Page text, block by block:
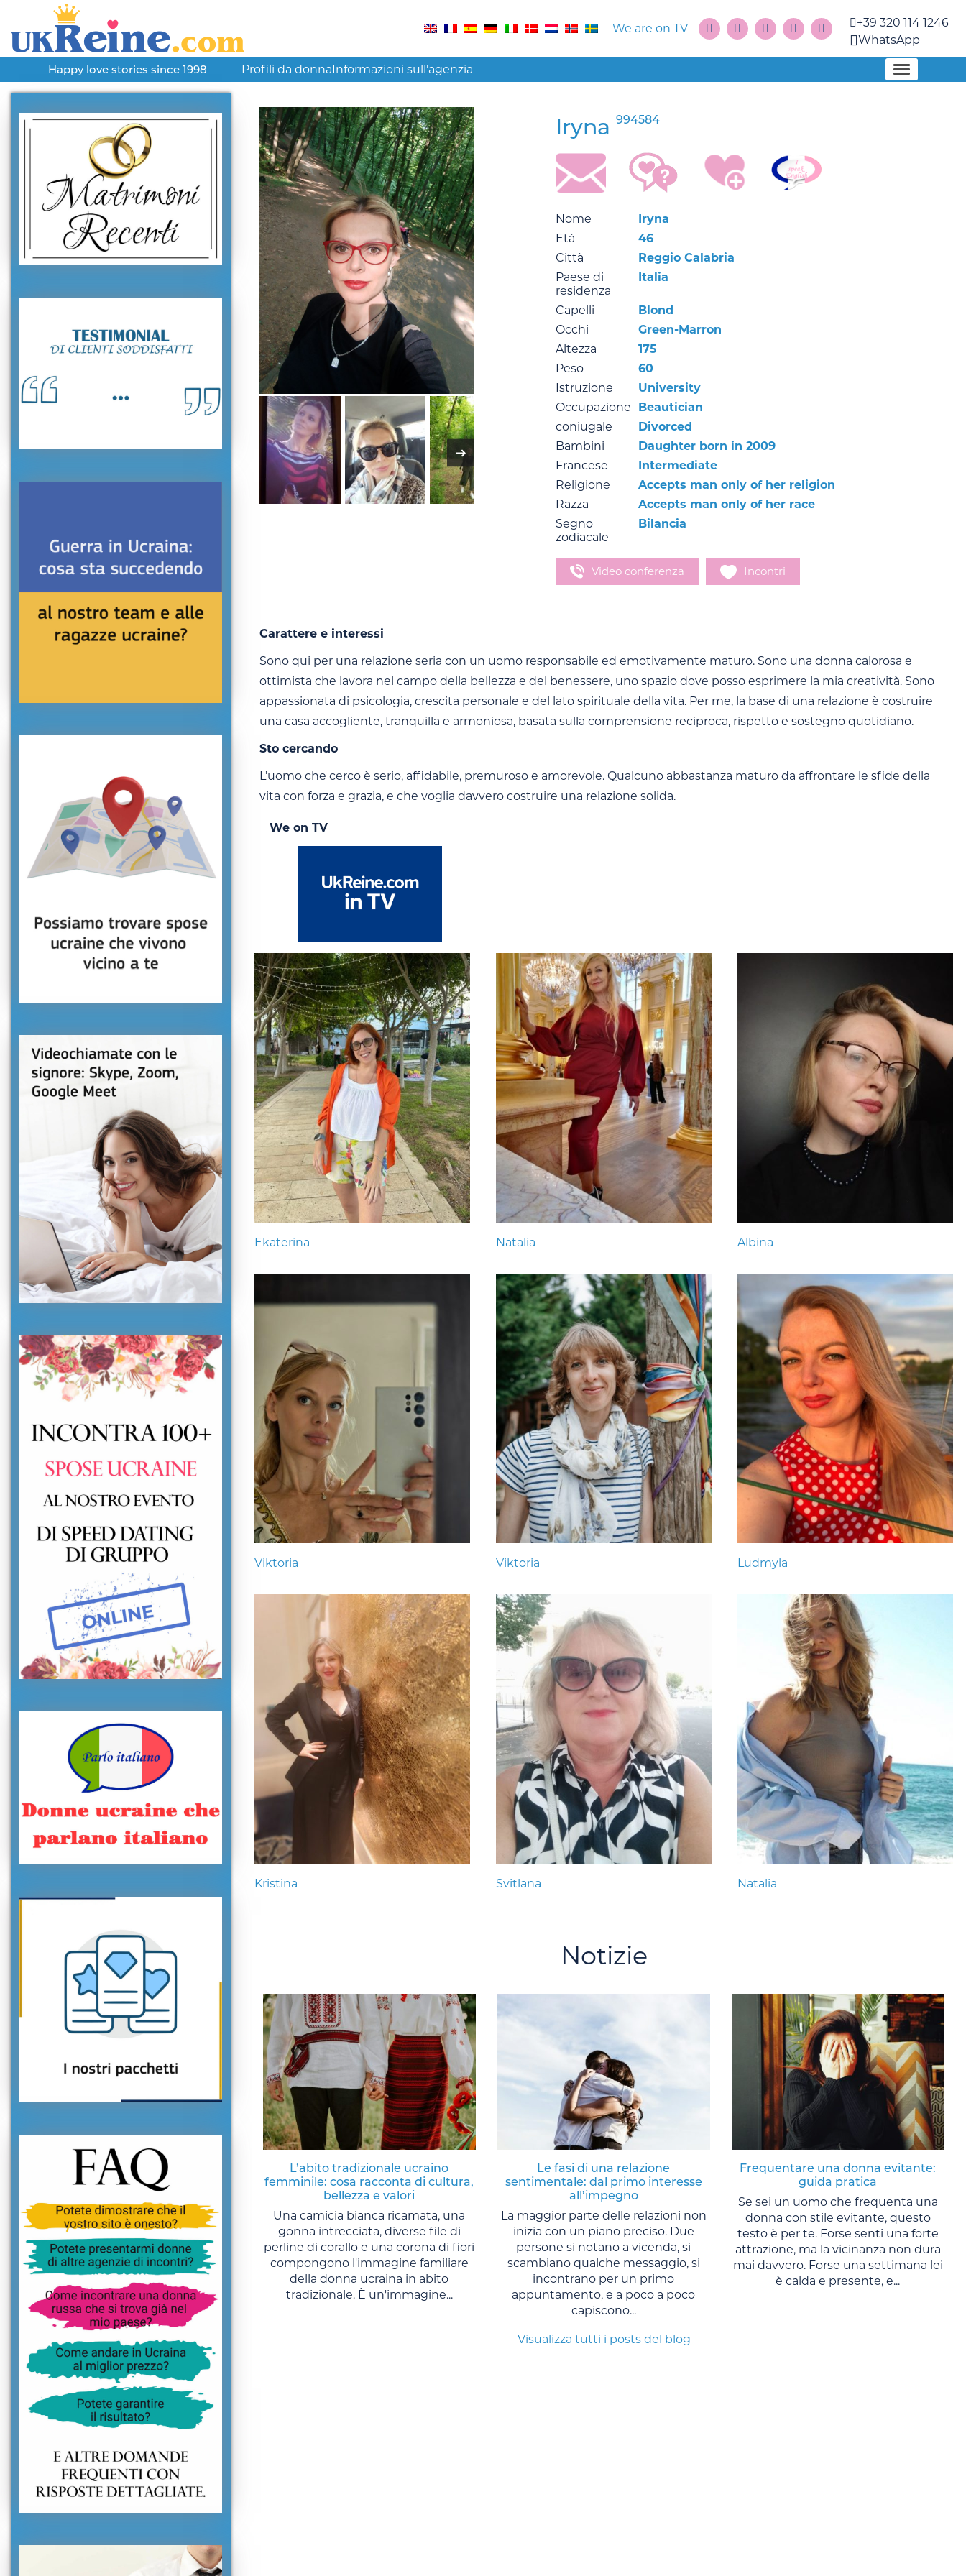
We are on TV
+39 320 114 1246
WhatsApp
Happy love stories since 1998 Profili da donnaInformazioni sull’agenzia
Iryna 994584
Nome
Iryna
Età
46
Città
Reggio Calabria
Paese di
residenza
Italia
Capelli
Blond
Occhi
Green-Marron
Altezza
175
Peso
60
Istruzione
University
Occupazione
Beautician
coniugale
Divorced
Bambini
Daughter born in 2009
Francese
Intermediate
Religione
Accepts man only of her religion
Razza
Accepts man only of her race
Segno
zodiacale
Bilancia
Video conferenza Incontri
Carattere e interessi
Sono qui per una relazione seria con un uomo responsabile ed emotivamente maturo. Sono una donna calorosa e
ottimista che lavora nel campo della bellezza e del benessere, uno spazio dove posso esprimere la mia creatività. Sono
appassionata di psicologia, crescita personale e del lato spirituale della vita. Per me, la base di una relazione è costruire
una casa accogliente, tranquilla e armoniosa, basata sulla comprensione reciproca, rispetto e sostegno quotidiano.
Sto cercando
L’uomo che cerco è serio, affidabile, premuroso e amorevole. Qualcuno abbastanza maturo da affrontare le sfide della
vita con forza e grazia, e che voglia davvero costruire una relazione solida.
We on TV
Ekaterina Natalia Albina
Viktoria Viktoria Ludmyla
Kristina Svitlana Natalia
Notizie
L’abito tradizionale ucraino
femminile: cosa racconta di cultura,
bellezza e valori
Una camicia bianca ricamata, una
gonna intrecciata, diverse file di
perline di corallo e una corona di fiori
compongono l'immagine familiare
della donna ucraina in abito
tradizionale. È un'immagine...
Le fasi di una relazione
sentimentale: dal primo interesse
all’impegno
La maggior parte delle relazioni non
inizia con un piano preciso. Due
persone si notano a vicenda, si
scambiano qualche messaggio, si
incontrano per un primo
appuntamento, e a poco a poco
capiscono...
Frequentare una donna evitante:
guida pratica
Se sei un uomo che frequenta una
donna con stile evitante, questo
testo è per te. Forse senti una forte
attrazione, ma la vicinanza non dura
mai davvero. Forse una settimana lei
è calda e presente, e...
Visualizza tutti i posts del blog